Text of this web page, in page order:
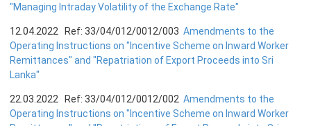
நிதியியல் முறைமை உறுதிப்பாடு
பொதுநோக்கு
முக்கிய தொழிற்பாடுகள்
வங்கித்தொழில் துறை
"Managing Intraday Volatility of the Exchange Rate"
12.04.2022 Ref: 33/04/012/0012/003Amendments to the
Operating Instructions on "Incentive Scheme on Inward Worker
Remittances" and "Repatriation of Export Proceeds into Sri
Lanka"
22.03.2022 Ref: 33/04/012/0012/002Amendments to the
Operating Instructions on "Incentive Scheme on Inward Worker